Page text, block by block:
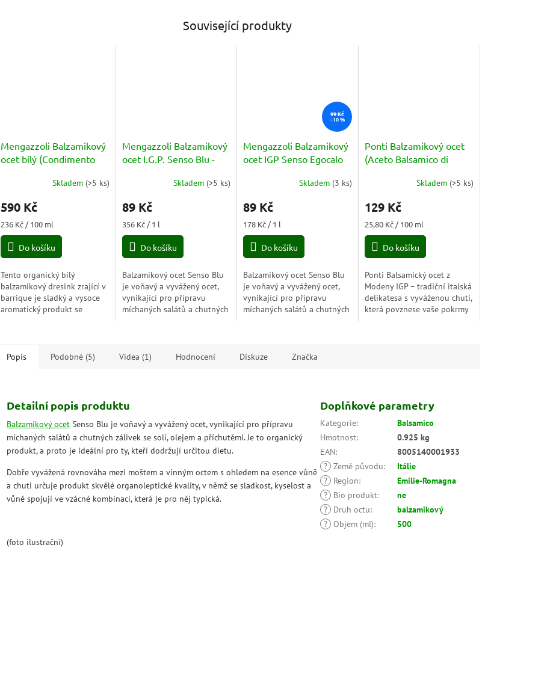
Související produkty
Mengazzoli Balzamikový
ocet bílý (Condimento
Skladem (>5 ks)
590 Kč
Měrná
cena:
236 Kč / 100 ml
Do košíku
Tento organický bílý
balzamikový dresink zrající v
barrique je sladký a vysoce
aromatický produkt se
Mengazzoli Balzamikový
ocet I.G.P. Senso Blu -
Modena 250mlSkladem(>5 ks)
89 Kč
Měrná
cena:
356 Kč / 1 l
Do košíku
Balzamikový ocet Senso Blu
je voňavý a vyvážený ocet,
vynikající pro přípravu
míchaných salátů a chutných
99 Kč
–10 %
Mengazzoli Balzamikový
ocet IGP Senso Egocalo
di Modena) 500ml
Skladem(3 ks)
89 Kč
Měrná
cena:
178 Kč / 1 l
Do košíku
Balzamikový ocet Senso Blu
je voňavý a vyvážený ocet,
vynikající pro přípravu
míchaných salátů a chutných
Ponti Balzamikový ocet
(Aceto Balsamico di
produktu
5,0
5
Skladem(>5 ks)
129 Kč
Měrná
cena:
25,80 Kč / 100 ml
Do košíku
Ponti Balsamický ocet z
Modeny IGP – tradiční italská
delikatesa s vyváženou chutí,
která povznese vaše pokrmy
Popis Podobné (5) Videa (1) Hodnocení Diskuze Značka
Detailní popis produktu
Balzamikový ocetSenso Blu je voňavý a vyvážený ocet, vynikající pro přípravu
míchaných salátů a chutných zálivek se solí, olejem a příchutěmi. Je to organický
produkt, a proto je ideální pro ty, kteří dodržují určitou dietu.
Dobře vyvážená rovnováha mezi moštem a vinným octem s ohledem na esence vůně
a chuti určuje produkt skvělé organoleptické kvality, v němž se sladkost, kyselost a
vůně spojují ve vzácné kombinaci, která je pro něj typická.
(foto ilustrační)
Doplňkové parametry
Kategorie:
Balsamico
Hmotnost:
0.925 kg
EAN:
8005140001933
? Země původu:
Itálie
?
Region:
Emilie-Romagna
?
Bio produkt:
ne
?
Druh octu:
balzamikový
? Objem (ml): 500